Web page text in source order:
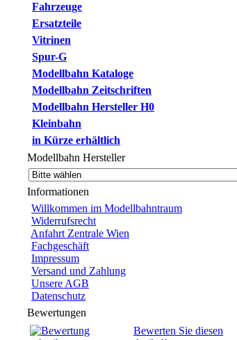
Fahrzeuge
Ersatzteile
Vitrinen
Spur-G
Modellbahn Kataloge
Modellbahn Zeitschriften
Modellbahn Hersteller H0
Kleinbahn
in Kürze erhältlich
Modellbahn Hersteller
Informationen
Willkommen im Modellbahntraum
Widerrufsrecht
Anfahrt Zentrale Wien
Fachgeschäft
Impressum
Versand und Zahlung
Unsere AGB
Datenschutz
Bewertungen
Bewerten Sie diesen